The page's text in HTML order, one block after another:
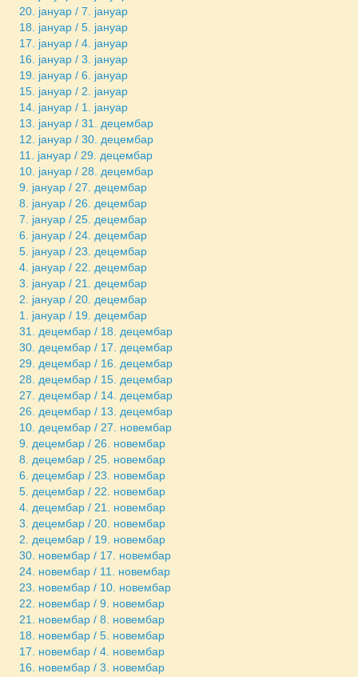
20. јануар / 7. јануар
18. јануар / 5. јануар
17. јануар / 4. јануар
16. јануар / 3. јануар
19. јануар / 6. јануар
15. јануар / 2. јануар
14. јануар / 1. јануар
13. јануар / 31. децембар
12. јануар / 30. децембар
11. јануар / 29. децембар
10. јануар / 28. децембар
9. јануар / 27. децембар
8. јануар / 26. децембар
7. јануар / 25. децембар
6. јануар / 24. децембар
5. јануар / 23. децембар
4. јануар / 22. децембар
3. јануар / 21. децембар
2. јануар / 20. децембар
1. јануар / 19. децембар
31. децембар / 18. децембар
30. децембар / 17. децембар
29. децембар / 16. децембар
28. децембар / 15. децембар
27. децембар / 14. децембар
26. децембар / 13. децембар
10. децембар / 27. новембар
9. децембар / 26. новембар
8. децембар / 25. новембар
6. децембар / 23. новембар
5. децембар / 22. новембар
4. децембар / 21. новембар
3. децембар / 20. новембар
2. децембар / 19. новембар
30. новембар / 17. новембар
24. новембар / 11. новембар
23. новембар / 10. новембар
22. новембар / 9. новембар
21. новембар / 8. новембар
18. новембар / 5. новембар
17. новембар / 4. новембар
16. новембар / 3. новембар